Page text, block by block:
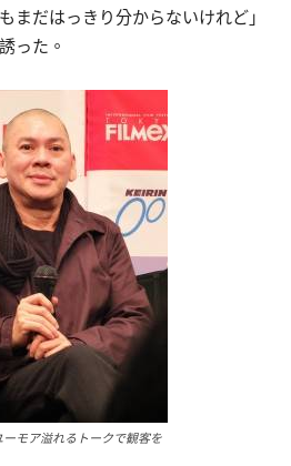
まだはっきり分からないけれど」
った。
モア溢れるトークで観客を